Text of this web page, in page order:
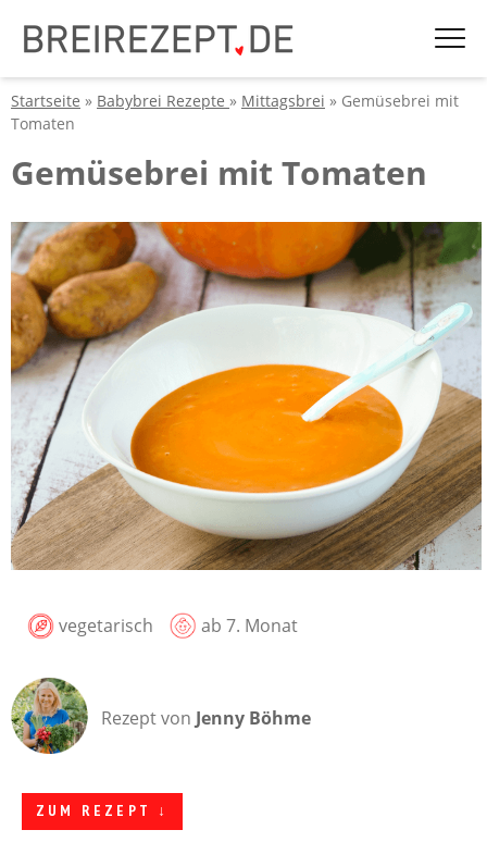
Startseite » Babybrei Rezepte » Mittagsbrei » Gemüsebrei mit
Tomaten
Gemüsebrei mit Tomaten
vegetarisch ab 7. Monat
Rezept von Jenny Böhme
ZUM REZEPT ↓